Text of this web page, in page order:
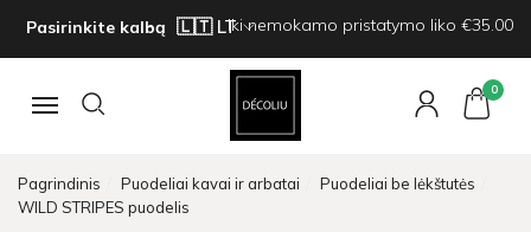
Pasirinkite kalbą Iki nemokamo pristatymo liko €35.00
Navigacija
0
Pagrindinis Puodeliai kavai ir arbatai
Puodeliai be lėkštutės
WILD STRIPES puodelis